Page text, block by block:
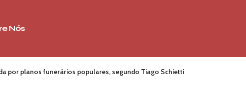
Nós
por planos funerários populares, segundo Tiago Schietti